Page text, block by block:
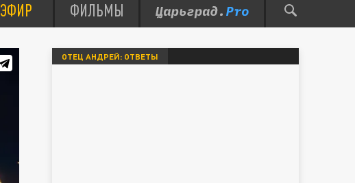
ЭФИР ФИЛЬМЫ
ОТЕЦ АНДРЕЙ: ОТВЕТЫ